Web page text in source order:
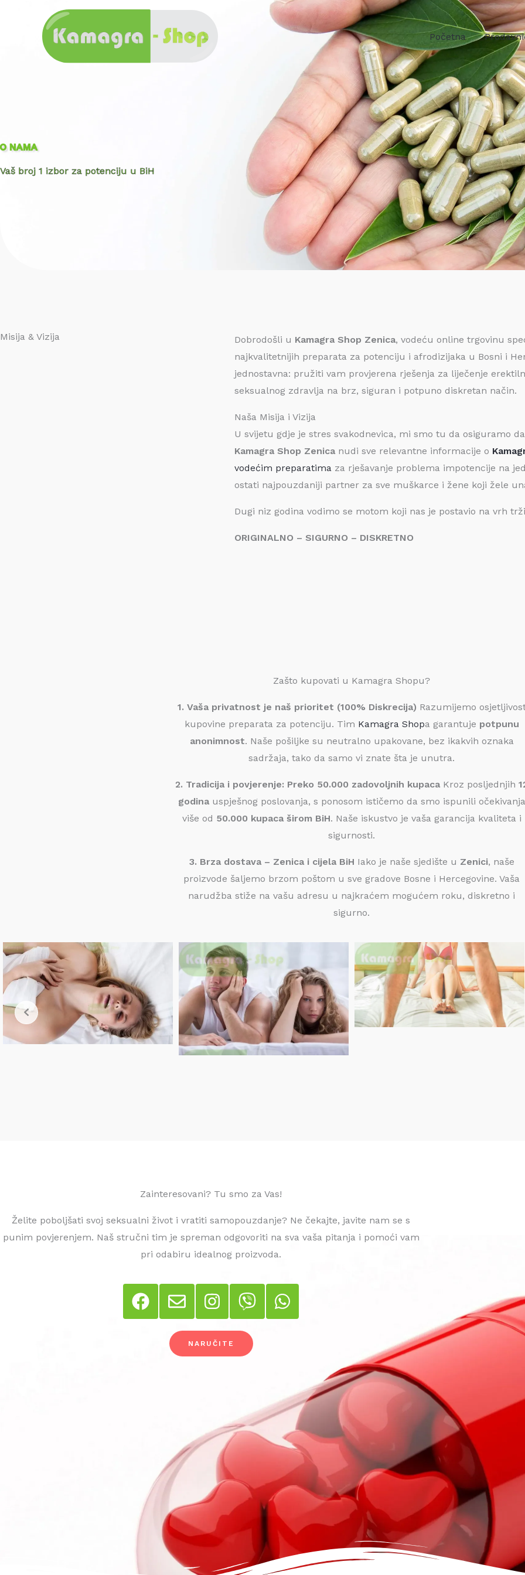
Početna
O NAMA
Vaš broj 1 izbor za potenciju u BiH
Misija & Vizija Dobrodošli u Kamagra Shop Zenica, vodeću online trgovinu
najkvalitetnijih preparata za potenciju i afrodizijaka u Bosni i
jednostavna: pružiti vam provjerena rješenja za liječenje
seksualnog zdravlja na brz, siguran i potpuno diskretan način.
Naša Misija i Vizija
U svijetu gdje je stres svakodnevica, mi smo tu da osiguramo
Kamagra Shop Zenicanudi sve relevantne informacije o
vodećim preparatimaza rješavanje problema impotencije na
ostati najpouzdaniji partner za sve muškarce i žene koji žele
Dugi niz godina vodimo se motom koji nas je postavio na vrh
ORIGINALNO – SIGURNO – DISKRETNO
Zašto kupovati u Kamagra Shopu?
1. Vaša privatnost je naš prioritet (100% Diskrecija) Razumijemo
kupovine preparata za potenciju. Tim Kamagra Shopa garantuje potpunu
anonimnost. Naše pošiljke su neutralno upakovane, bez ikakvih oznaka
sadržaja, tako da samo vi znate šta je unutra.
2. Tradicija i povjerenje: Preko 50.000 zadovoljnih kupaca Kroz posljednjih
godinauspješnog poslovanja, s ponosom ističemo da smo ispunili očekivanja
više od 50.000 kupaca širom BiH. Naše iskustvo je vaša garancija kvaliteta i
sigurnosti.
3. Brza dostava – Zenica i cijela BiH Iako je naše sjedište u Zenici, naše
proizvode šaljemo brzom poštom u sve gradove Bosne i Hercegovine. Vaša
narudžba stiže na vašu adresu u najkraćem mogućem roku, diskretno i
sigurno.
Zainteresovani? Tu smo za Vas!
Želite poboljšati svoj seksualni život i vratiti samopouzdanje? Ne čekajte, javite nam se s
punim povjerenjem. Naš stručni tim je spreman odgovoriti na sva vaša pitanja i pomoći vam
pri odabiru idealnog proizvoda.
NARUČITE